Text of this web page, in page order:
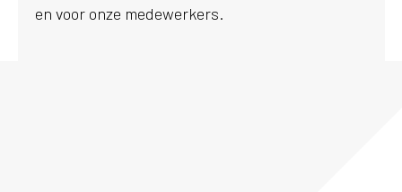
en voor onze medewerkers.